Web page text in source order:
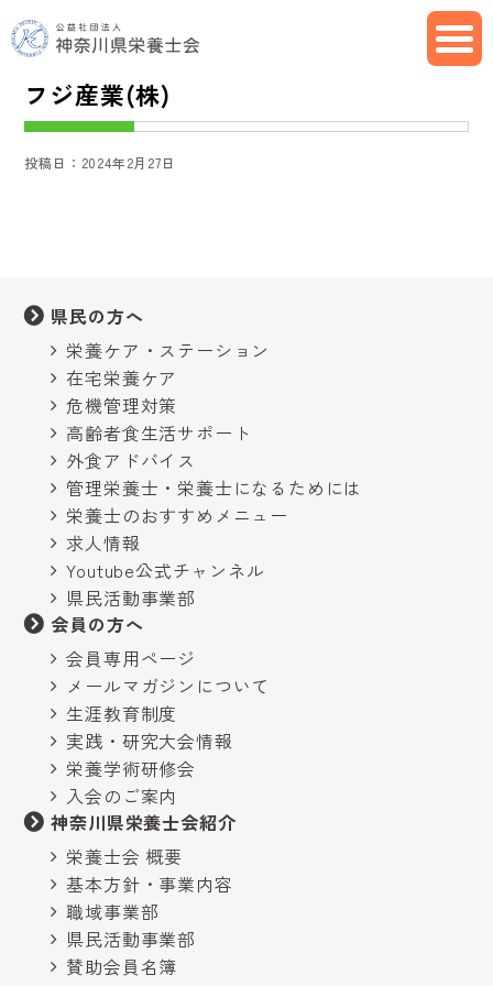
フジ産業(株)
投稿日：2024年2月27日
県民の方へ
栄養ケア・ステーション
在宅栄養ケア
危機管理対策
高齢者食生活サポート
外食アドバイス
管理栄養士・栄養士になるためには
栄養士のおすすめメニュー
求人情報
Youtube公式チャンネル
県民活動事業部
会員の方へ
会員専用ページ
メールマガジンについて
生涯教育制度
実践・研究大会情報
栄養学術研修会
入会のご案内
神奈川県栄養士会紹介
栄養士会 概要
基本方針・事業内容
職域事業部
県民活動事業部
賛助会員名簿